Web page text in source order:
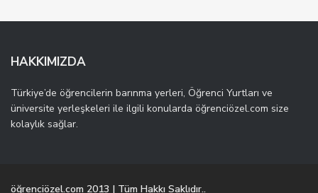
HAKKIMIZDA
Türkiye’de öğrencilerin barınma yerleri, Öğrenci Yurtları ve
üniversite yerleşkeleri ile ilgili konularda öğrenciözel.com size
kolaylık sağlar.
öğrenciözel.com 2013 | Tüm Hakkı Saklıdır..